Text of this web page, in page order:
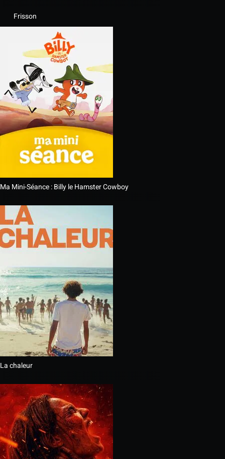
Frisson
Ma Mini-Séance : Billy le Hamster Cowboy
La chaleur